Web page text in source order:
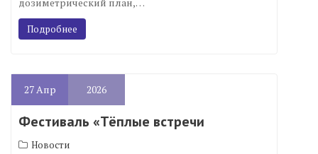
Подробнее
27Апр 2026
Фестиваль «Тёплые встречи
Новости